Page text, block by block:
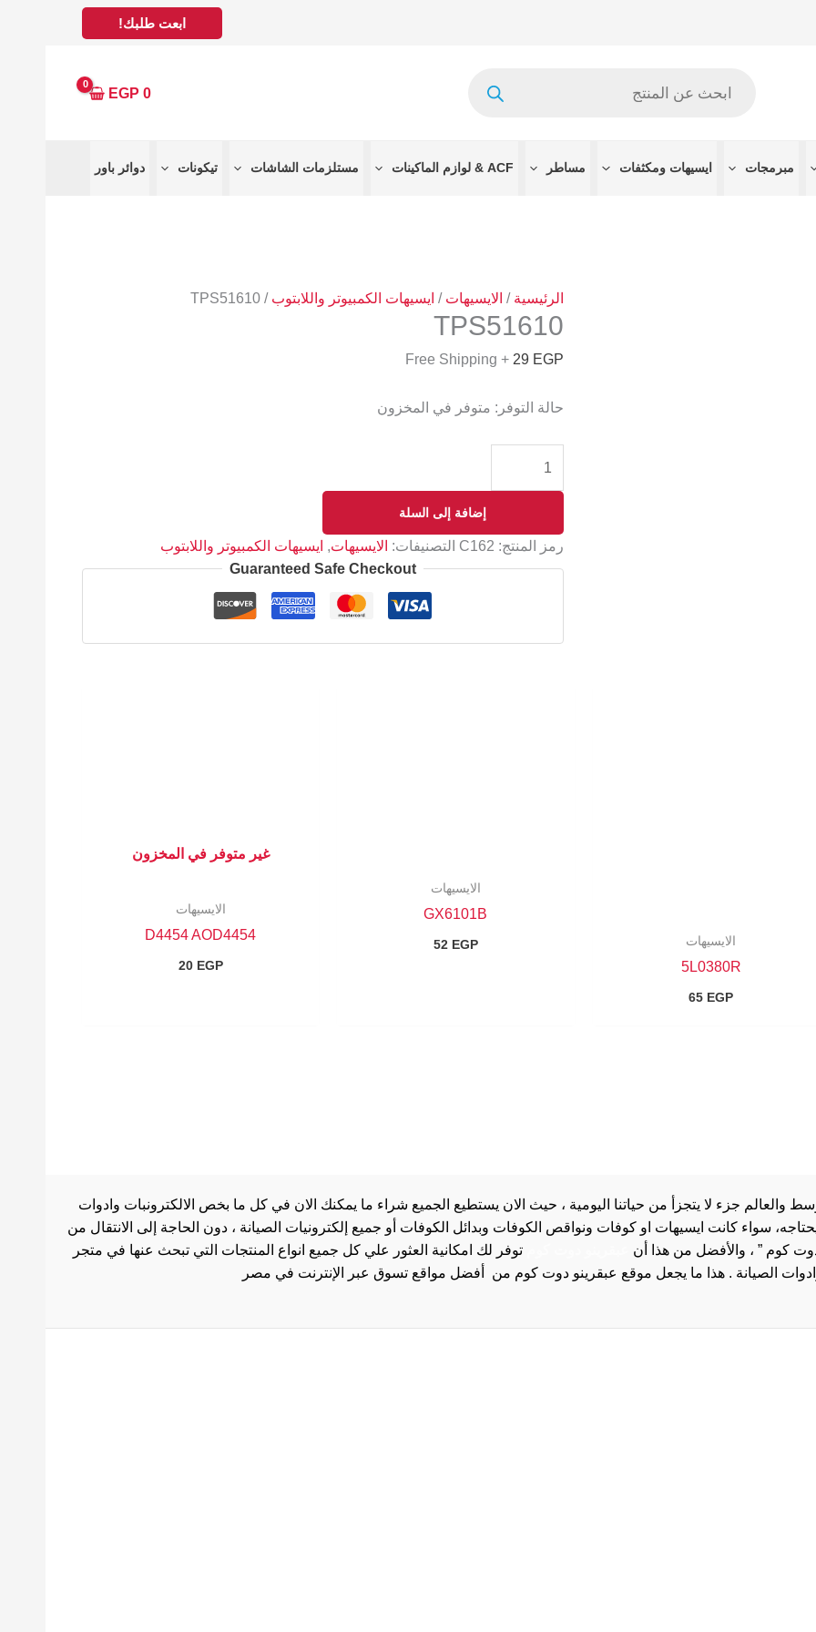
ابعت طلبك!
0
EGP
مبرمجات ايسيهات ومكثفات مساطر ACF & لوازم الماكينات مستلزمات الشاشات تيكونات دوائر باور
الرئيسية / الايسيهات / ايسيهات الكمبيوتر واللابتوب / TPS51610
TPS51610
29 EGP
+ Free Shipping
حالة التوفر: متوفر في المخزون
إضافة إلى السلة
رمز المنتج: C162 التصنيفات: الايسيهات, ايسيهات الكمبيوتر واللابتوب
Guaranteed Safe Checkout
الايسيهات
5L0380R
65 EGP
الايسيهات
GX6101B
52 EGP
غير متوفر في المخزون
الايسيهات
D4454 AOD4454
20 EGP
جزء لا يتجزأ من حياتنا اليومية ، حيث الان يستطيع الجميع شراء ما يمكنك الان في كل ما بخص الالكترونبات وادوات
سواء كانت ايسيهات او كوفات ونواقص الكوفات وبدائل الكوفات أو جميع إلكترونيات الصيانة ، دون الحاجة إلى الانتقال من
كوم ” ، والأفضل من هذا أن
توفر لك امكانية العثور علي كل جميع انواع المنتجات التي تبحث عنها في متجر